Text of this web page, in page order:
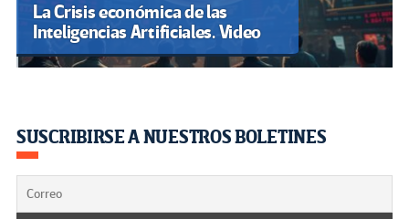
La Crisis económica de las
Inteligencias Artificiales. Video
SUSCRIBIRSE A NUESTROS BOLETINES